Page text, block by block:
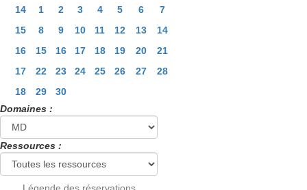
14
1 2 3 4 5 6
7
15
8 9 10 11 12 13
14
16
15 16 17 18 19 20
21
17
22 23 24 25 26 27
28
18
29
30
Domaines :
Ressources :
Légende des réservations